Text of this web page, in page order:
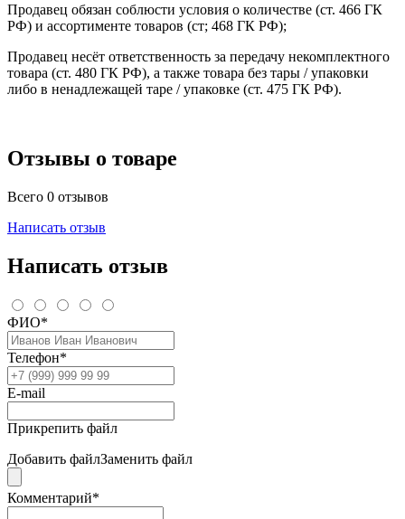
Продавец обязан соблюсти условия о количестве (ст. 466 ГК
РФ) и ассортименте товаров (ст; 468 ГК РФ);
Продавец несёт ответственность за передачу некомплектного
товара (ст. 480 ГК РФ), а также товара без тары / упаковки
либо в ненадлежащей таре / упаковке (ст. 475 ГК РФ).
Отзывы о товаре
Всего 0 отзывов
Написать отзыв
Написать отзыв
ФИО*
Телефон*
E-mail
Прикрепить файл
Добавить файлЗаменить файл
Комментарий*